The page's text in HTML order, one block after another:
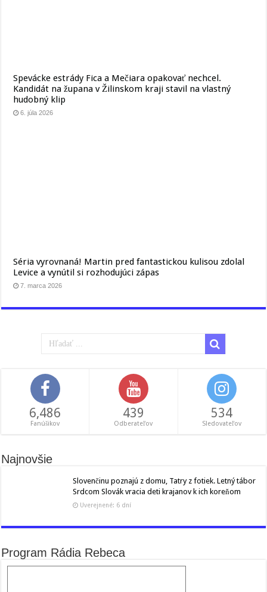
Spevácke estrády Fica a Mečiara opakovať nechcel.
Kandidát na župana v Žilinskom kraji stavil na vlastný
hudobný klip
6. júla 2026
Séria vyrovnaná! Martin pred fantastickou kulisou zdolal
Levice a vynútil si rozhodujúci zápas
7. marca 2026
6,486
Fanúšikov
439
Odberateľov
534
Sledovateľov
Najnovšie
Slovenčinu poznajú z domu, Tatry z fotiek. Letný tábor
Srdcom Slovák vracia deti krajanov k ich koreňom
Uverejnené: 6 dní
Program Rádia Rebeca